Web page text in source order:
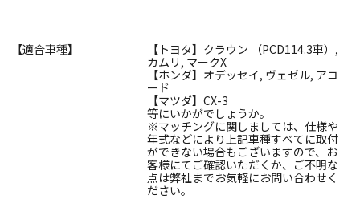
【適合車種】
【トヨタ】クラウン （PCD114.3車）,
カムリ, マークX
【ホンダ】オデッセイ, ヴェゼル, アコ
ード
【マツダ】CX-3
等にいかがでしょうか。
※マッチングに関しましては、仕様や
年式などにより上記車種すべてに取付
ができない場合もございますので、お
客様にてご確認いただくか、ご不明な
点は弊社までお気軽にお問い合わせく
ださい。